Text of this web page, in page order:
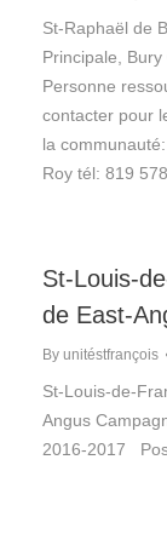
St-Raphaël de
Principale,
Personne
contacter pour
la
Roy tél: 819
St-Louis-
de East-
By unitéstfrançois
St-Louis-de-
Angus
2016-2017